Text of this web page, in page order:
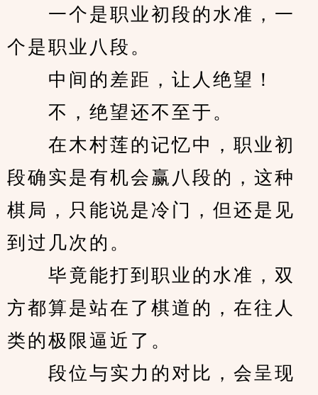
一个是职业初段的水准，一
个是职业八段。
中间的差距，让人绝望！
不，绝望还不至于。
在木村莲的记忆中，职业初
段确实是有机会赢八段的，这种
棋局，只能说是冷门，但还是见
到过几次的。
毕竟能打到职业的水准，双
方都算是站在了棋道的，在往人
类的极限逼近了。
段位与实力的对比，会呈现